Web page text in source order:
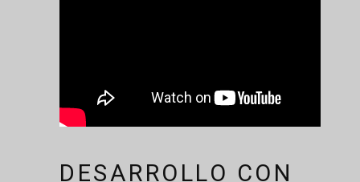
DESARROLLO CON